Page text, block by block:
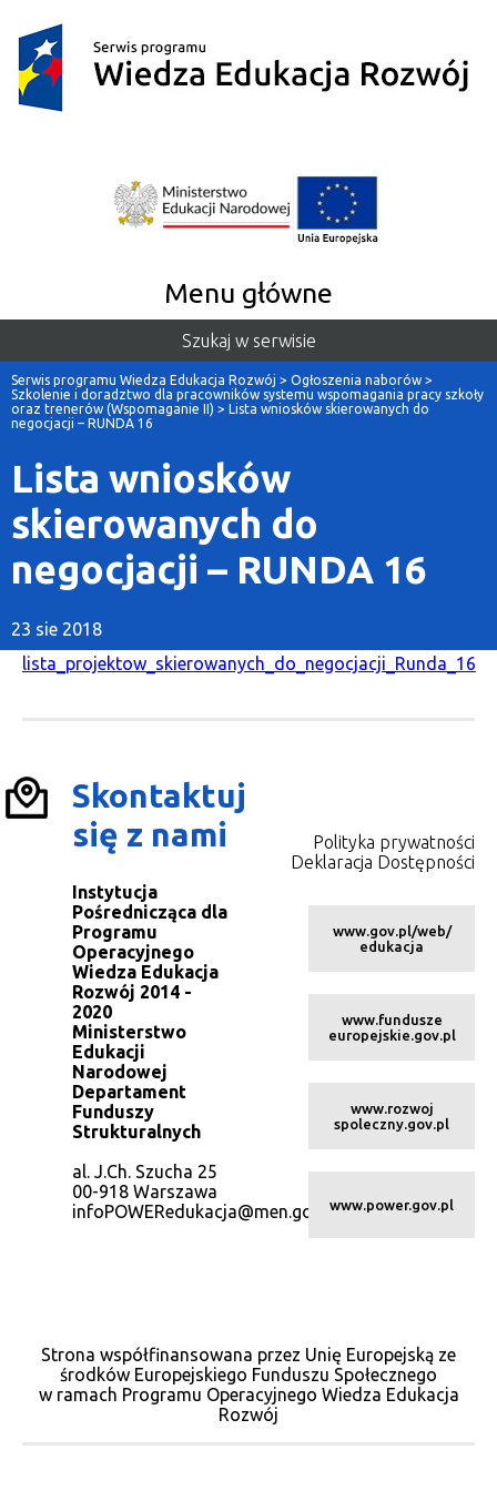
Menu główne
Szukaj w serwisie
Serwis programu Wiedza Edukacja Rozwój > Ogłoszenia naborów >
Szkolenie i doradztwo dla pracowników systemu wspomagania pracy szkoły
oraz trenerów (Wspomaganie II) > Lista wniosków skierowanych do
negocjacji – RUNDA 16
Lista wniosków
skierowanych do
negocjacji – RUNDA 16
23 sie 2018
lista_projektow_skierowanych_do_negocjacji_Runda_16
Skontaktuj
się z nami
Instytucja
Pośrednicząca dla
Programu
Operacyjnego
Wiedza Edukacja
Rozwój 2014 -
2020
Ministerstwo
Edukacji
Narodowej
Departament
Funduszy
Strukturalnych
al. J.Ch. Szucha 25
00-918 Warszawa
infoPOWERedukacja@men.gov.pl
Polityka prywatności
Deklaracja Dostępności
www.gov.pl/web/
edukacja
www.fundusze
europejskie.gov.pl
www.rozwoj
spoleczny.gov.pl
www.power.gov.pl
Strona współfinansowana przez Unię Europejską ze
środków Europejskiego Funduszu Społecznego
w ramach Programu Operacyjnego Wiedza Edukacja
Rozwój